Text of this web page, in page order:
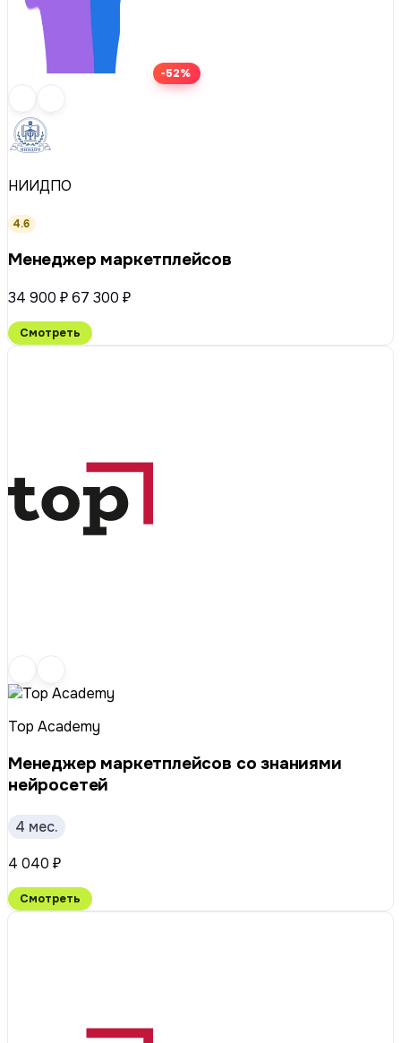
-52%
НИИДПО
4.6
Менеджер маркетплейсов
34 900 ₽67 300 ₽
Смотреть
Top Academy
Менеджер маркетплейсов со знаниями
нейросетей
4 мес.
4 040 ₽
Смотреть